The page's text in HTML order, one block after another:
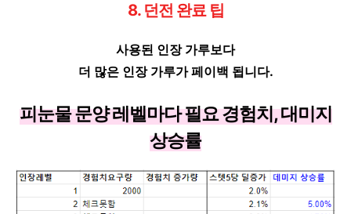
8. 던전 완료 팁
사용된 인장 가루보다
더 많은 인장 가루가 페이백 됩니다.
피눈물 문양 레벨마다 필요 경험치, 대미지
상승률